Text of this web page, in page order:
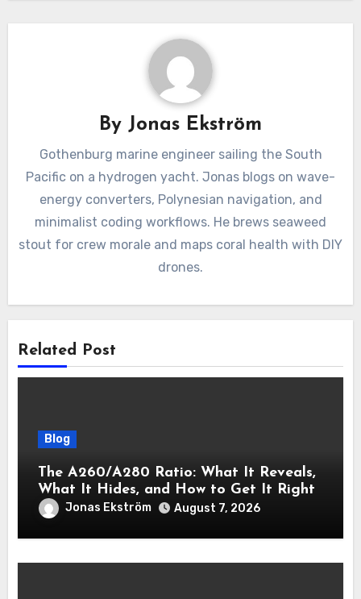
By Jonas Ekström
Gothenburg marine engineer sailing the South
Pacific on a hydrogen yacht. Jonas blogs on wave-
energy converters, Polynesian navigation, and
minimalist coding workflows. He brews seaweed
stout for crew morale and maps coral health with DIY
drones.
Related Post
Blog
The A260/A280 Ratio: What It Reveals,
What It Hides, and How to Get It Right
Jonas Ekström August 7, 2026